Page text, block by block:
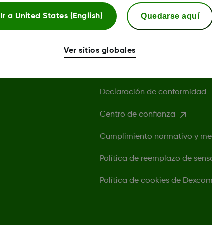
Política de privacidad
Condiciones de uso
Declaración de conformidad
Centro de confianza
Cumplimiento normativo y
Política de reemplazo de
Política de cookies de Dexcom
Ir a United States (English) Quedarse aquí
Ver sitios globales